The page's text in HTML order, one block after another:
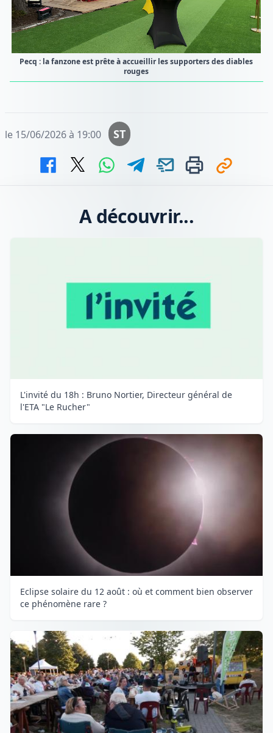
Pecq : la fanzone est prête à accueillir les supporters des diables
rouges
le 15/06/2026 à 19:00 ST
A découvrir...
L'invité du 18h : Bruno Nortier, Directeur général de
l'ETA "Le Rucher"
Eclipse solaire du 12 août : où et comment bien observer
ce phénomène rare ?